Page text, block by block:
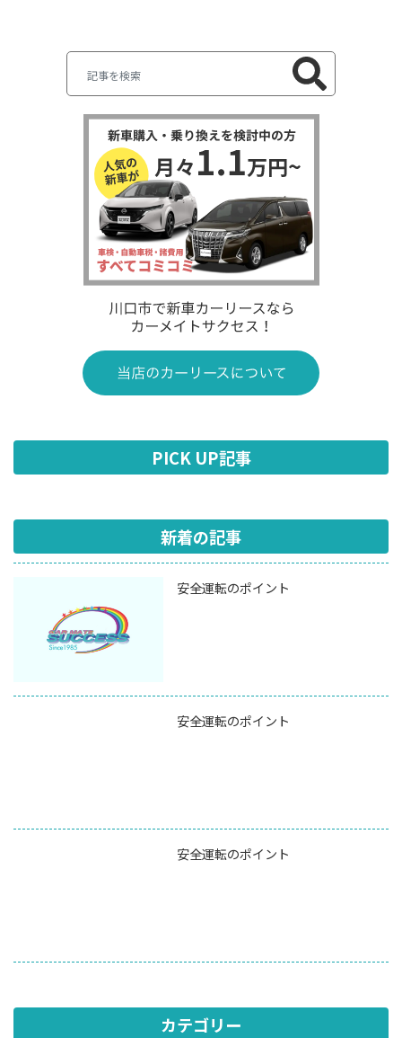
PICK UP記事
新着の記事
安全運転のポイント
安全運転のポイント
安全運転のポイント
カテゴリー